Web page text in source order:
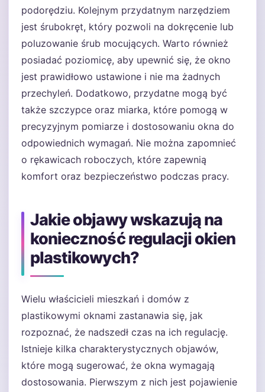
podorędziu. Kolejnym przydatnym narzędziem
jest śrubokręt, który pozwoli na dokręcenie lub
poluzowanie śrub mocujących. Warto również
posiadać poziomicę, aby upewnić się, że okno
jest prawidłowo ustawione i nie ma żadnych
przechyleń. Dodatkowo, przydatne mogą być
także szczypce oraz miarka, które pomogą w
precyzyjnym pomiarze i dostosowaniu okna do
odpowiednich wymagań. Nie można zapomnieć
o rękawicach roboczych, które zapewnią
komfort oraz bezpieczeństwo podczas pracy.
Jakie objawy wskazują na
konieczność regulacji okien
plastikowych?
Wielu właścicieli mieszkań i domów z
plastikowymi oknami zastanawia się, jak
rozpoznać, że nadszedł czas na ich regulację.
Istnieje kilka charakterystycznych objawów,
które mogą sugerować, że okna wymagają
dostosowania. Pierwszym z nich jest pojawienie